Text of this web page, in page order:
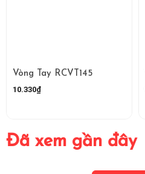
Vòng Tay RCVT145
10.330₫
Đã xem gần đây